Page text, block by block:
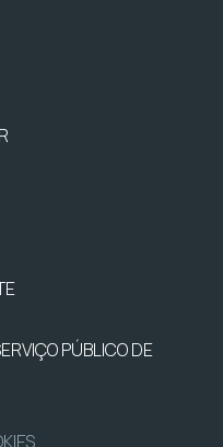
PÚBLICO DE